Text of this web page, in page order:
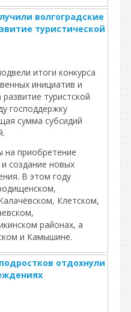
волгоградские
туристической
итоги конкурса
инициатив и
туристской
господдержку
сумма субсидий
на приобретение
создание новых
В этом году
Клетском,
районах, а
и Камышине.
отдохнули